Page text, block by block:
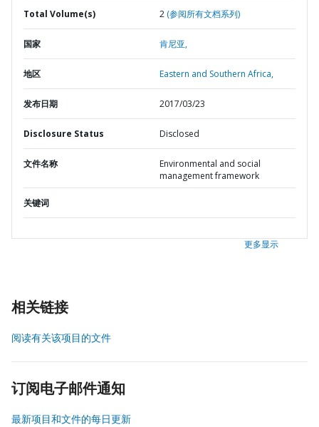
Total Volume(s) 2 (参阅所有文档系列)
国家 肯尼亚,
地区 Eastern and Southern Africa,
发布日期 2017/03/23
Disclosure Status Disclosed
文件名称
Environmental and social
management framework
关键词
更多显示
相关链接
阅读有关该项目的文件
订阅电子邮件通知
最新项目和文件的每日更新